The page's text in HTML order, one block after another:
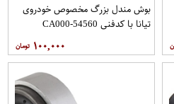
بوش مندل بزرگ مخصوص خودروی
تیانا با کدفنی 54560-CA000
۱۰۰,۰۰۰